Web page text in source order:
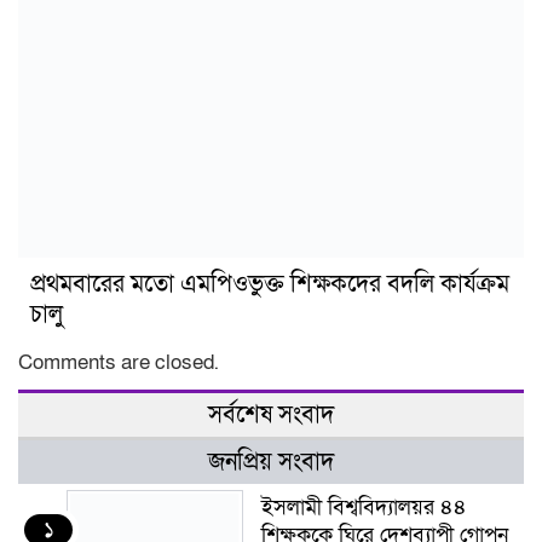
প্রথমবারের মতো এমপিওভুক্ত শিক্ষকদের বদলি কার্যক্রম
চালু
Comments are closed.
সর্বশেষ সংবাদ
জনপ্রিয় সংবাদ
১
ইসলামী বিশ্ববিদ্যালয়র ৪৪
শিক্ষককে ঘিরে দেশব্যাপী গোপন